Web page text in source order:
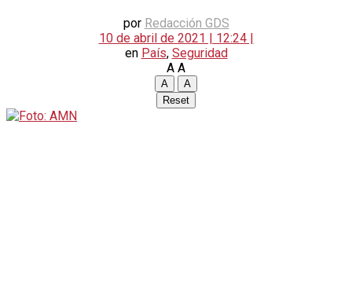
por Redacción GDS
10 de abril de 2021 | 12:24 |
en País, Seguridad
A A
A
A
Reset